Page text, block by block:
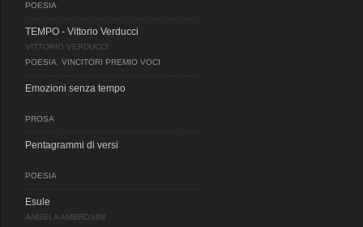
POESIA
TEMPO - Vittorio Verducci
VITTORIO VERDUCCI
POESIA
VINCITORI PREMIO VOCI
Emozioni senza tempo
PROSA
Pentagrammi di versi
POESIA
Esule
ANGELA AMBROSINI